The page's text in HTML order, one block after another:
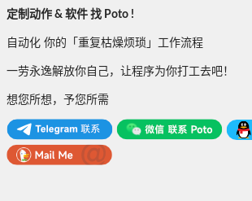
定制动作 & 软件 找 Poto !
自动化 你的「重复枯燥烦琐」工作流程
一劳永逸解放你自己，让程序为你打工去吧！
想您所想，予您所需